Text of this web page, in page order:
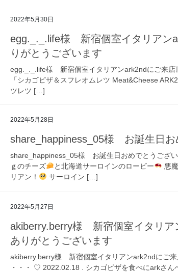
2022年5月30日
egg._._.life様 新宿個室イタリアン
りがとうございます
egg._._.life様 新宿個室イタリアンark2ndにご来店
「シカゴピザ＆スフレオムレツ Meat&Cheese
ツレツ […]
2022年5月28日
share_happiness_05様 お誕生日お
share_happiness_05様 お誕生日おめでとうござ
ｇのチーズ
と北海道サーロインのロービー
悪
リアン！
‍ サーロイン […]
2022年5月27日
akiberry.berry様 新宿個室イタリア
ありがとうございます
akiberry.berry様 新宿個室イタリアンark2ndにご来
・・・ ♡ 2022.02.18 . シカゴピザを食べにarkさん